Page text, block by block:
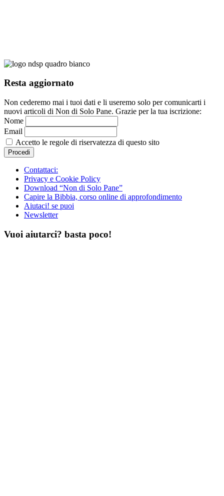
Resta aggiornato
Non cederemo mai i tuoi dati e li useremo solo per comunicarti i
nuovi articoli di Non di Solo Pane. Grazie per la tua iscrizione:
Nome
Email
Accetto le regole di riservatezza di questo sito
Contattaci:
Privacy e Cookie Policy
Download “Non di Solo Pane”
Capire la Bibbia, corso online di approfondimento
Aiutaci! se puoi
Newsletter
Vuoi aiutarci? basta poco!